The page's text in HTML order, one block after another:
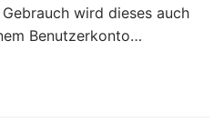
wird dieses auch
Benutzerkonto…